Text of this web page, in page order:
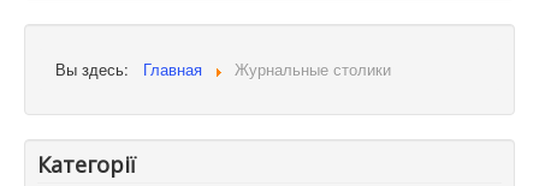
Вы здесь: Главная Журнальные столики
Категорії